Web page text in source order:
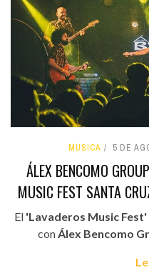
MÚSICA 5 DE
ÁLEX BENCOMO
MUSIC FEST SANTA
El 'Lavaderos Music Fest'
conÁlex Bencomo